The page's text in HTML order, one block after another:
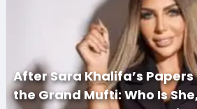
After Sara Khalifa’s
the Grand Mufti: Who Is